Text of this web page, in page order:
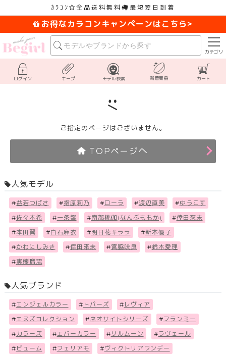
ｶﾗｺﾝ 全品送料無料 最短翌日到着
お得なカラコンキャンペーンはこちら>
カテゴリ
ログイン キープ モデル検索 新着商品 カート
ご指定のページはございません。
TOPページへ
人気モデル
#益若つばさ #指原莉乃 #ローラ #渡辺直美 #ゆうこす
#佐々木希 #一条響 #南部桃伽(なんぶももか) #倖田來未
#本田翼 #白石麻衣 #明日花キララ #新木優子
#かわにしみき #倖田來未 #宮脇咲良 #鈴木愛理
#実熊瑠琉
人気ブランド
#エンジェルカラー # トパーズ # レヴィア
#エヌズコレクション #ネオサイトシリーズ #フランミー
# カラーズ #エバーカラー # リルムーン #ラヴェール
# ビューム #フェリアモ #ヴィクトリアワンデー